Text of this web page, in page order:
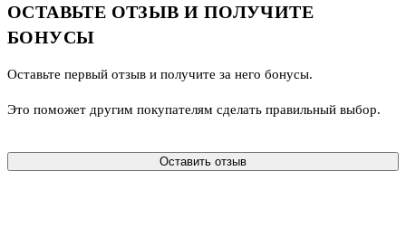
ОСТАВЬТЕ ОТЗЫВ И ПОЛУЧИТЕ
БОНУСЫ
Оставьте первый отзыв и получите за него бонусы.
Это поможет другим покупателям сделать правильный выбор.
Оставить отзыв